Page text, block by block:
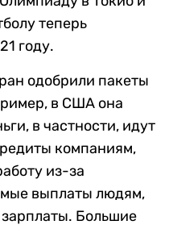
теперь
году.
одобрили пакеты
в США она
в частности, идут
компаниям,
из-за
выплаты людям,
Большие